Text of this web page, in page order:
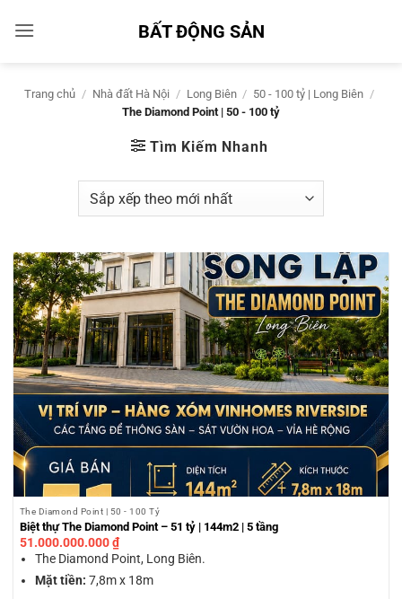
qua
BẤT ĐỘNG SẢN
Trang chủ / Nhà đất Hà Nội / Long Biên / 50 - 100 tỷ | Long Biên /
The Diamond Point | 50 - 100 tỷ
Tìm Kiếm Nhanh
The Diamond Point | 50 - 100 Tỷ
Biệt thự The Diamond Point – 51 tỷ | 144m2 | 5 tầng
51.000.000.000₫
The Diamond Point, Long Biên.
Mặt tiền: 7,8m x 18m